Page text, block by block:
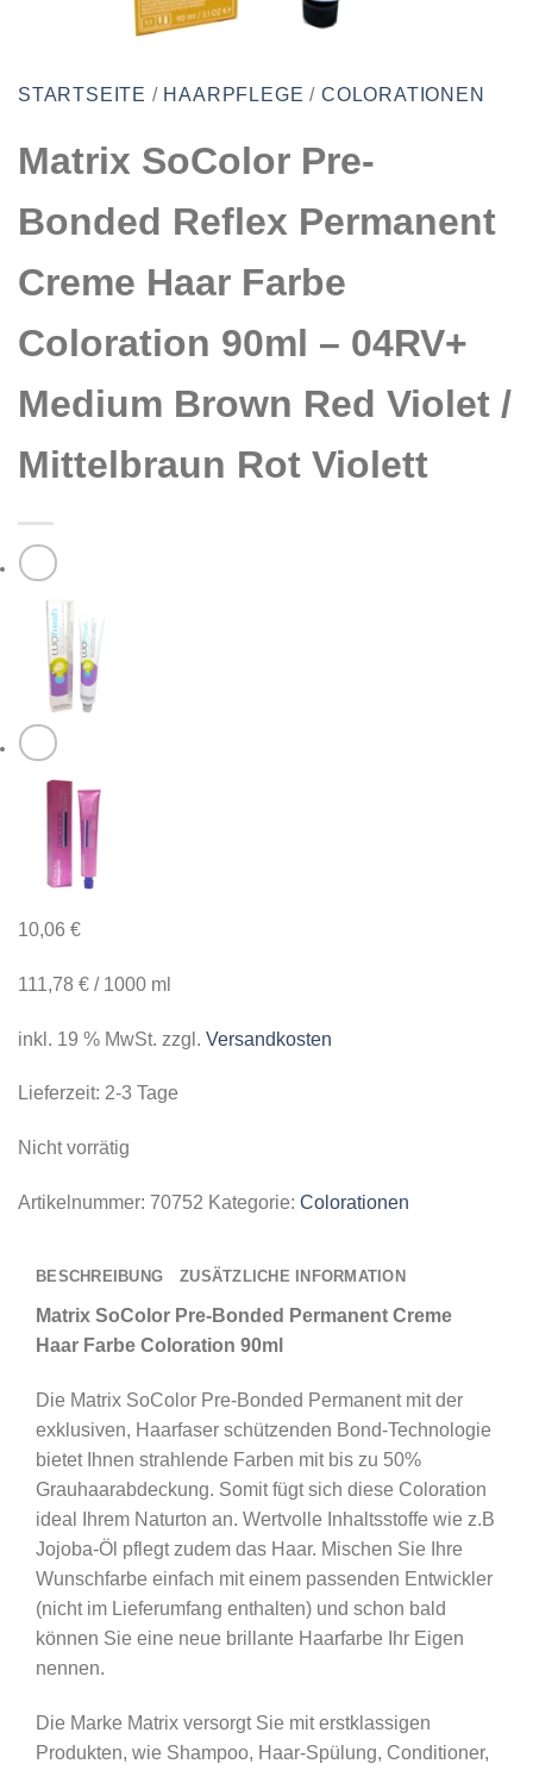
STARTSEITE / HAARPFLEGE / COLORATIONEN
Matrix SoColor Pre-
Bonded Reflex Permanent
Creme Haar Farbe
Coloration 90ml – 04RV+
Medium Brown Red Violet /
Mittelbraun Rot Violett
10,06 €
111,78 € / 1000 ml
inkl. 19 % MwSt. zzgl. Versandkosten
Lieferzeit: 2-3 Tage
Nicht vorrätig
Artikelnummer: 70752 Kategorie: Colorationen
BESCHREIBUNG ZUSÄTZLICHE INFORMATION
Matrix SoColor Pre-Bonded Permanent Creme
Haar Farbe Coloration 90ml
Die Matrix SoColor Pre-Bonded Permanent mit der
exklusiven, Haarfaser schützenden Bond-Technologie
bietet Ihnen strahlende Farben mit bis zu 50%
Grauhaarabdeckung. Somit fügt sich diese Coloration
ideal Ihrem Naturton an. Wertvolle Inhaltsstoffe wie z.B
Jojoba-Öl pflegt zudem das Haar. Mischen Sie Ihre
Wunschfarbe einfach mit einem passenden Entwickler
(nicht im Lieferumfang enthalten) und schon bald
können Sie eine neue brillante Haarfarbe Ihr Eigen
nennen.
Die Marke Matrix versorgt Sie mit erstklassigen
Produkten, wie Shampoo, Haar-Spülung, Conditioner,